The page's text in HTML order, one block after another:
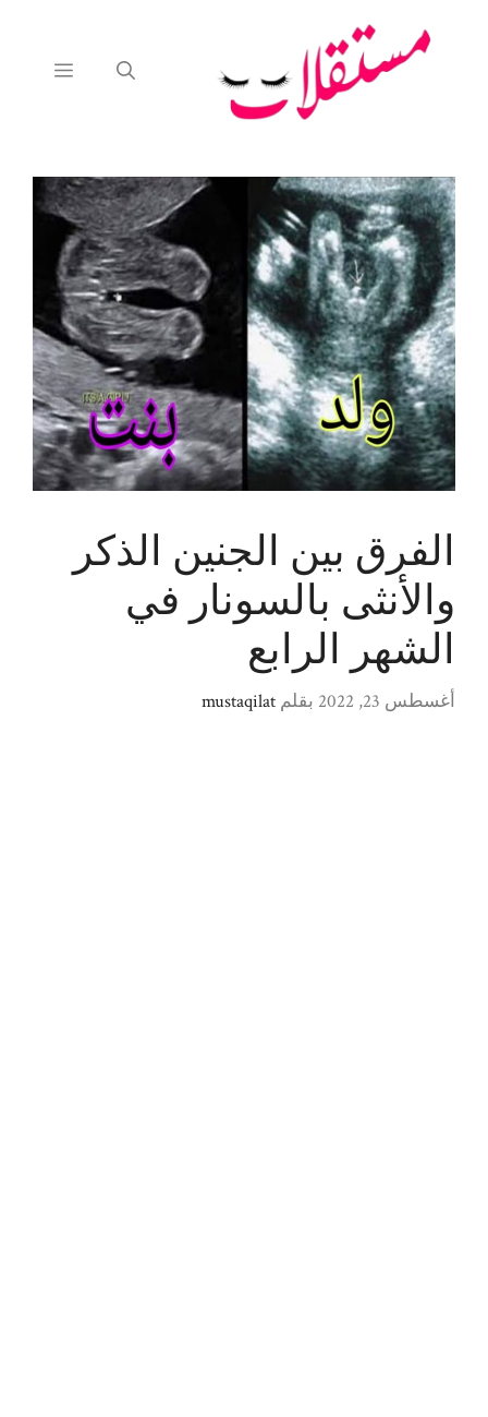
القائمة
الفرق بين الجنين الذكر
والأنثى ‏بالسونار في
الشهر الرابع
أغسطس 23, 2022 بقلم mustaqilat